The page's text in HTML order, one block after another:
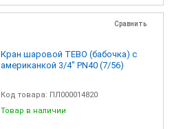
Сравнить
Кран шаровой TEBO (бабочка) c
американкой 3/4" PN40 (7/56)
Код товара: ПЛ000014820
Товар в наличии